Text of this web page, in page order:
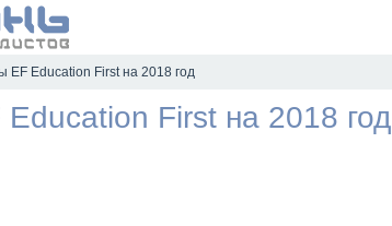
EF Education First на 2018 год
First на 2018 год